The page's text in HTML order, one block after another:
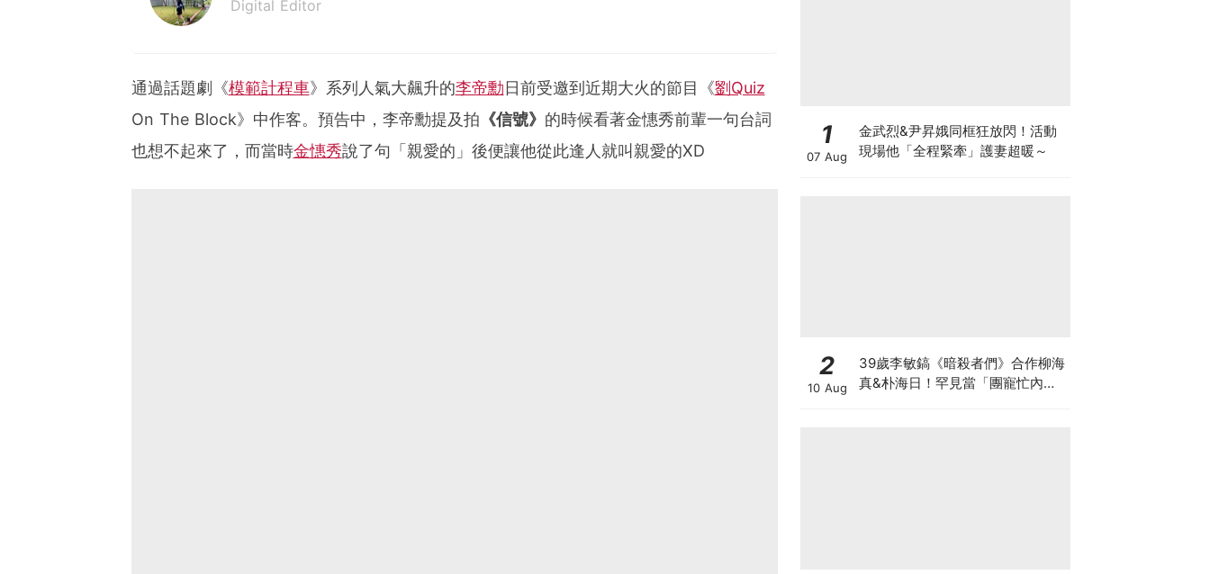
Digital Editor
通過話題劇《模範計程車》系列人氣大飆升的李帝勳日前受邀到近期大火的節目《劉Quiz
On The Block》中作客。預告中，李帝勳提及拍 《信號》 的時候看著金憓秀前輩一句台詞
也想不起來了，而當時金憓秀說了句「親愛的」後便讓他從此逢人就叫親愛的XD
1
07 Aug
金武烈&尹昇娥同框狂放閃！活動
現場他「全程緊牽」護妻超暖～
2
10 Aug
39歲李敏鎬《暗殺者們》合作柳海
真&朴海日！罕見當「團寵忙內」